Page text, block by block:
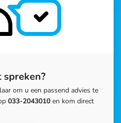
om u een passend advies te
033-2043010 en kom direct